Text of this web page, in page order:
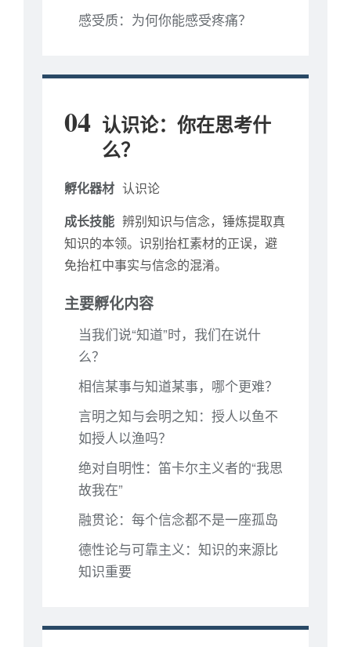
感受质：为何你能感受疼痛？
04 认识论：你在思考什
么？
孵化器材 认识论
成长技能 辨别知识与信念，锤炼提取真
知识的本领。识别抬杠素材的正误，避
免抬杠中事实与信念的混淆。
主要孵化内容
当我们说“知道”时，我们在说什
么？
相信某事与知道某事，哪个更难？
言明之知与会明之知：授人以鱼不
如授人以渔吗？
绝对自明性：笛卡尔主义者的“我思
故我在”
融贯论：每个信念都不是一座孤岛
德性论与可靠主义：知识的来源比
知识重要